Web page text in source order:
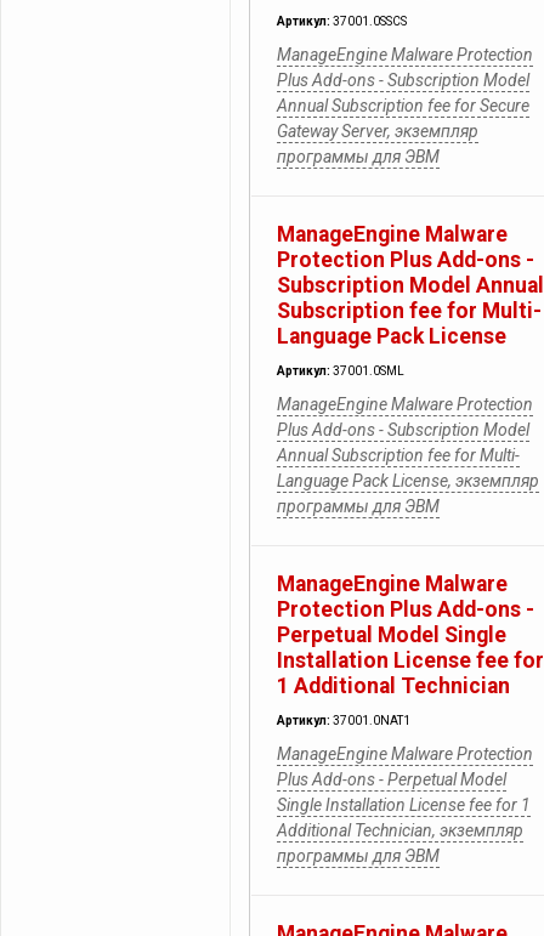
Артикул: 37001.0SSCS
ManageEngine Malware Protection
Plus Add-ons - Subscription Model
Annual Subscription fee for Secure
Gateway Server, экземпляр
программы для ЭВМ
ManageEngine Malware
Protection Plus Add-ons -
Subscription Model Annual
Subscription fee for Multi-
Language Pack License
Артикул: 37001.0SML
ManageEngine Malware Protection
Plus Add-ons - Subscription Model
Annual Subscription fee for Multi-
Language Pack License, экземпляр
программы для ЭВМ
ManageEngine Malware
Protection Plus Add-ons -
Perpetual Model Single
Installation License fee for
1 Additional Technician
Артикул: 37001.0NAT1
ManageEngine Malware Protection
Plus Add-ons - Perpetual Model
Single Installation License fee for 1
Additional Technician, экземпляр
программы для ЭВМ